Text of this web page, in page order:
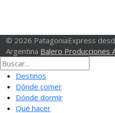
© 2026 PatagoniaExpress
Argentina Balero Producciones
Destinos
Dónde comer
Dónde dormir
Qué hacer